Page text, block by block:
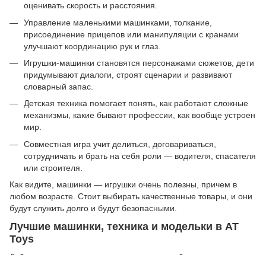
оценивать скорость и расстояния.
Управление маленькими машинками, толкание,
присоединение прицепов или манипуляции с кранами
улучшают координацию рук и глаз.
Игрушки-машинки становятся персонажами сюжетов, дети
придумывают диалоги, строят сценарии и развивают
словарный запас.
Детская техника помогает понять, как работают сложные
механизмы, какие бывают профессии, как вообще устроен
мир.
Совместная игра учит делиться, договариваться,
сотрудничать и брать на себя роли — водителя, спасателя
или строителя.
Как видите, машинки — игрушки очень полезны, причем в
любом возрасте. Стоит выбирать качественные товары, и они
будут служить долго и будут безопасными.
Лучшие машинки, техника и модельки в AT
Toys